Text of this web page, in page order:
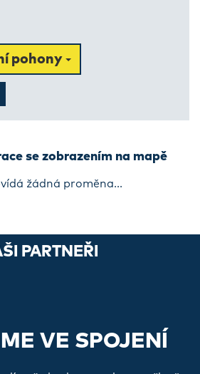
pohony
se zobrazením na mapě
žádná proměna...
PARTNEŘI
VE SPOJENÍ